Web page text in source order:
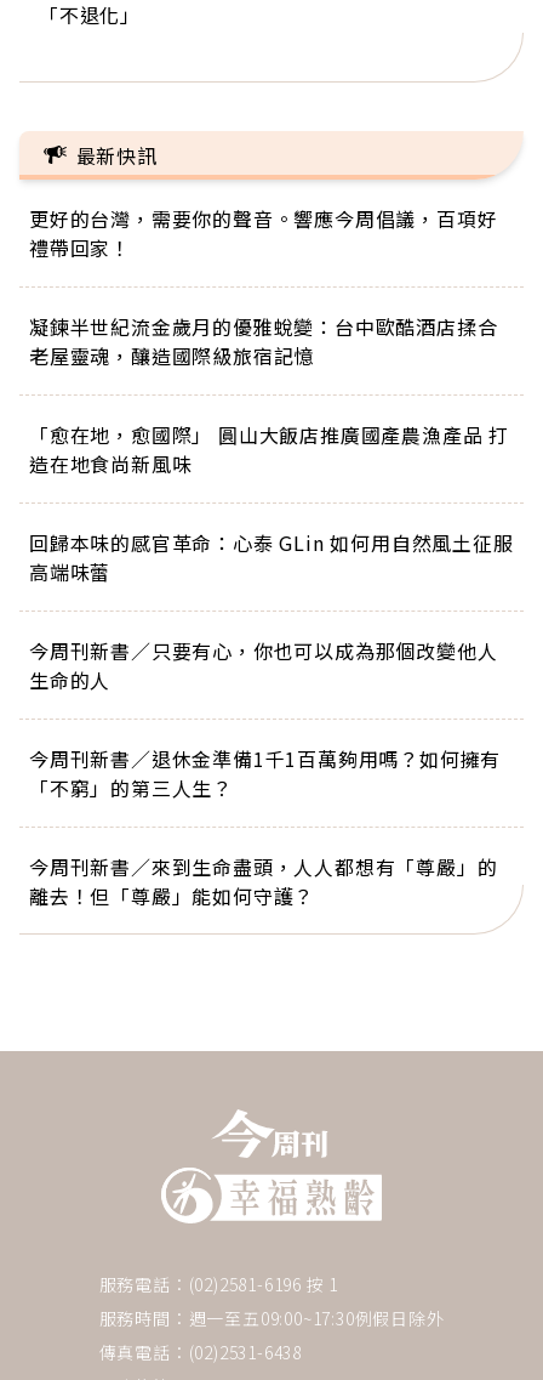
「不退化」
的家，我連作夢都講台語！」
丑」走進安養院，逗樂上萬爺奶：退休後才開始真
手，分享長壽的秘密原來是「這個」
巨蛋！連CNN都大讚！
最新快訊
更好的台灣，需要你的聲音。響應今周倡議，百項好
禮帶回家！
凝鍊半世紀流金歲月的優雅蛻變：台中歐酷酒店揉合
老屋靈魂，釀造國際級旅宿記憶
「愈在地，愈國際」 圓山大飯店推廣國產農漁產品 打
造在地食尚新風味
回歸本味的感官革命：心泰 GLin 如何用自然風土征服
高端味蕾
今周刊新書／只要有心，你也可以成為那個改變他人
生命的人
今周刊新書／退休金準備1千1百萬夠用嗎？如何擁有
「不窮」的第三人生？
今周刊新書／來到生命盡頭，人人都想有「尊嚴」的
離去！但「尊嚴」能如何守護？
服務電話：(02)2581-6196 按 1
服務時間：週一至五09:00~17:30例假日除外
傳真電話：(02)2531-6438